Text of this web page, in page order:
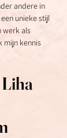
andere in
unieke stijl
werk als
mijn kennis